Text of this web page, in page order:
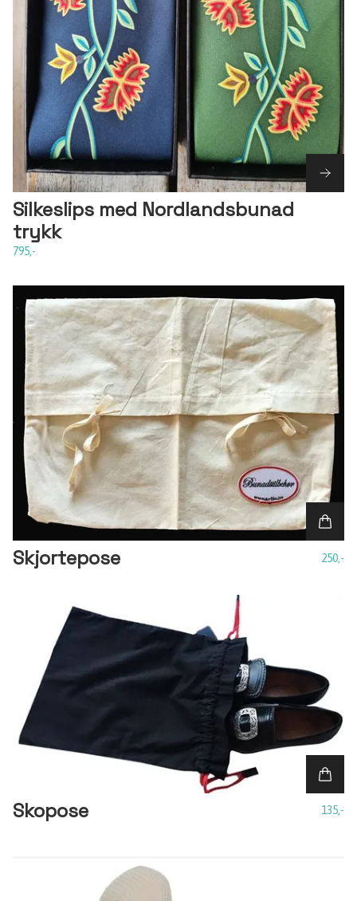
Silkeslips med Nordlandsbunad
trykk
795,-
Skjortepose 250,-
Skopose 135,-